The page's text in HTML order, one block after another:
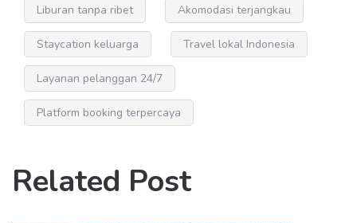
Liburan tanpa ribet Akomodasi terjangkau
Staycation keluarga Travel lokal Indonesia
Layanan pelanggan 24/7
Platform booking terpercaya
Related Post